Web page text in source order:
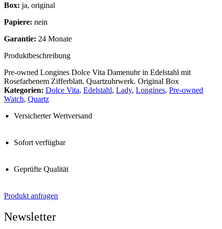
Box: ja, original
Papiere: nein
Garantie: 24 Monate
Produktbeschreibung
Pre-owned Longines Dolce Vita Damenuhr in Edelstahl mit
Rosefarbenem Zifferblatt. Quartzuhrwerk. Original Box
Kategorien: Dolce Vita, Edelstahl, Lady, Longines, Pre-owned
Watch, Quartz
Versicherter Wertversand
Sofort verfügbar
Geprüfte Qualität
Produkt anfragen
Newsletter